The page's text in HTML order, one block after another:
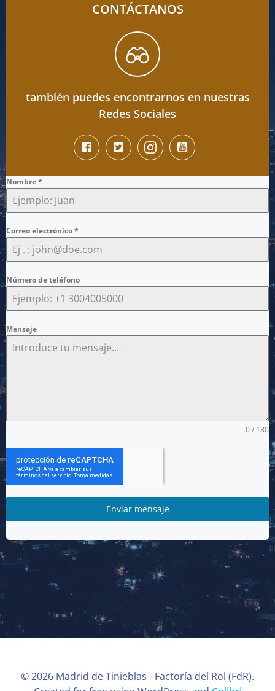
CONTÁCTANOS
también puedes encontrarnos en nuestras
Redes Sociales
Nombre*
Correo electrónico*
Número de teléfono
Mensaje
0 / 180
Enviar mensaje
© 2026 Madrid de Tinieblas - Factoría del Rol (FdR).